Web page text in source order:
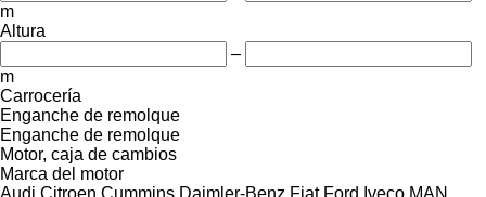
m
Altura
–
m
Carrocería
Enganche de remolque
Enganche de remolque
Motor, caja de cambios
Marca del motor
Audi Citroen Cummins Daimler-Benz Fiat Ford Iveco MAN